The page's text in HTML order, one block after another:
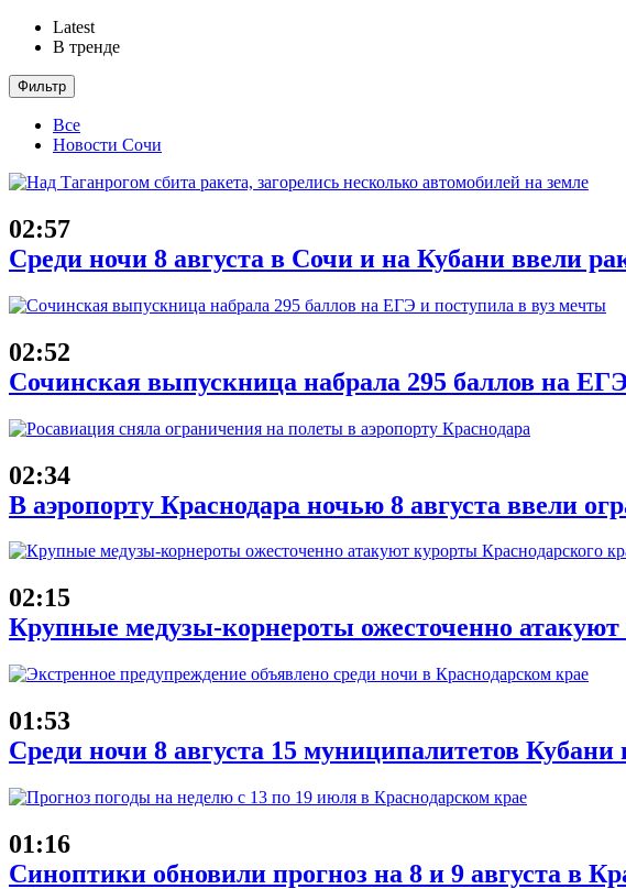
Latest
В тренде
Фильтр
Все
Новости Сочи
02:57
Среди ночи 8 августа в Сочи и на Кубани ввели
02:52
Сочинская выпускница набрала 295 баллов на
02:34
В аэропорту Краснодара ночью 8 августа ввели
02:15
Крупные медузы-корнероты ожесточенно
01:53
Среди ночи 8 августа 15 муниципалитетов
01:16
Синоптики обновили прогноз на 8 и 9 августа в